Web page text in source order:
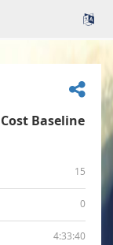
Baseline
15
0
4:33:40